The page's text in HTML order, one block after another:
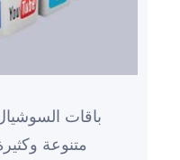
باقات
متنوعة